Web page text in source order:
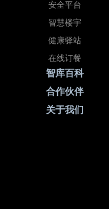
安全平台
智慧楼宇
健康驿站
在线订餐
智库百科
合作伙伴
关于我们